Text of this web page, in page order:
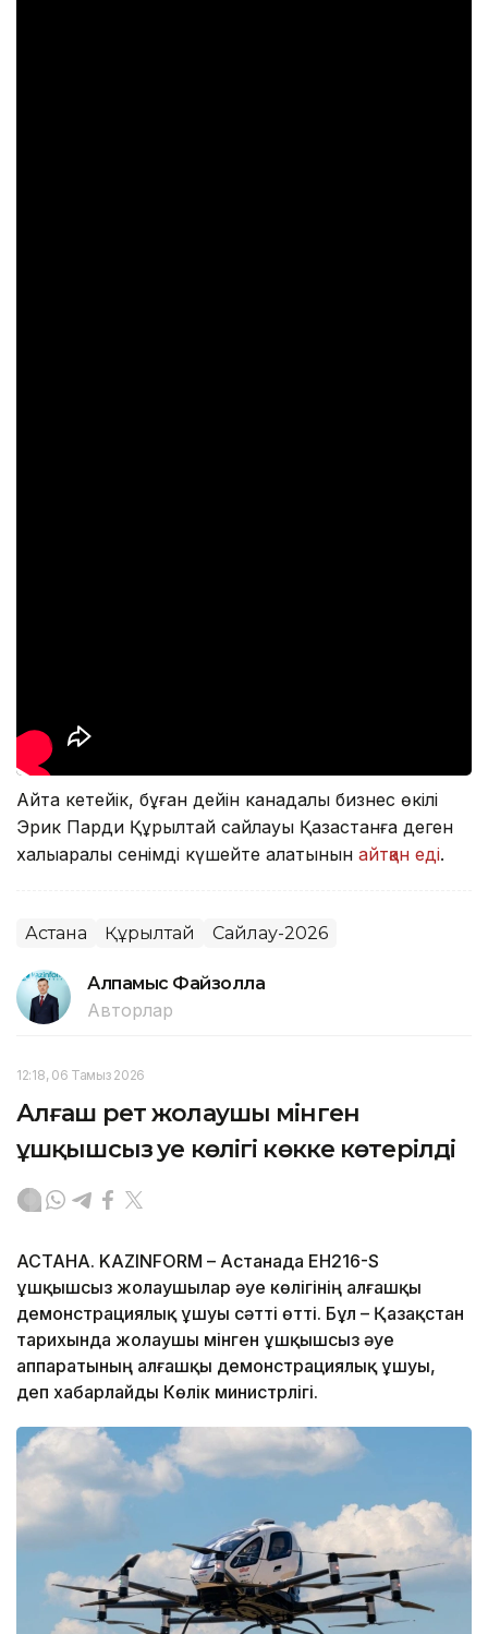
Айта кетейік, бұған дейін канадалық бизнес өкілі
Эрик Парди Құрылтай сайлауы Қазақстанға деген
халықаралық сенімді күшейте алатынын айтқан еді.
Астана Құрылтай Сайлау-2026
Алпамыс Файзолла
Авторлар
12:18, 06 Тамыз 2026
Алғаш рет жолаушы мінген
ұшқышсыз әуе көлігі көкке көтерілді
АСТАНА. KAZINFORM – Астанада EH216-S
ұшқышсыз жолаушылар әуе көлігінің алғашқы
демонстрациялық ұшуы сәтті өтті. Бұл – Қазақстан
тарихында жолаушы мінген ұшқышсыз әуе
аппаратының алғашқы демонстрациялық ұшуы,
деп хабарлайды Көлік министрлігі.